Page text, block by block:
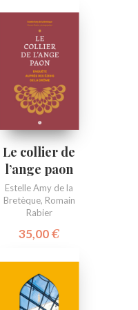
Le collier de
l’ange paon
Estelle Amy de la
Bretèque, Romain
Rabier
35,00€